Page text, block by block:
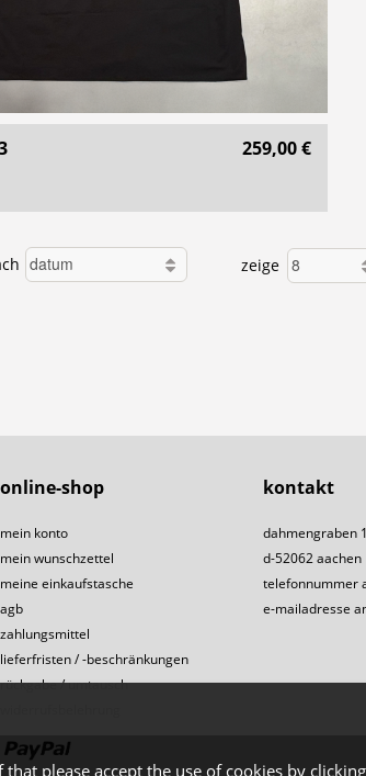
259,00 €
zeige
online-shop
mein konto
mein wunschzettel
meine einkaufstasche
agb
zahlungsmittel
lieferfristen / -beschränkungen
rückgabe / umtausch
kontakt
dahmengraben 1
d-52062 aachen
telefonnummer
e-mailadresse
please accept the use of cookies by